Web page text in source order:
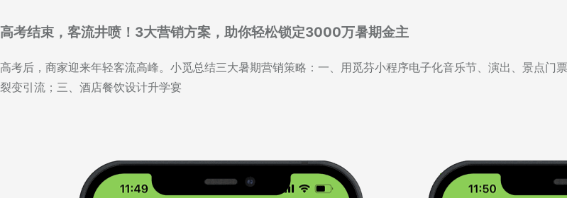
高考结束，客流井喷！3大营销方案，助你轻松锁定3000万暑期金主
高考后，商家迎来年轻客流高峰。小觅总结三大暑期营销策略：一、用觅芬小程序电子化音乐节、演出、景点
裂变引流；三、酒店餐饮设计升学宴